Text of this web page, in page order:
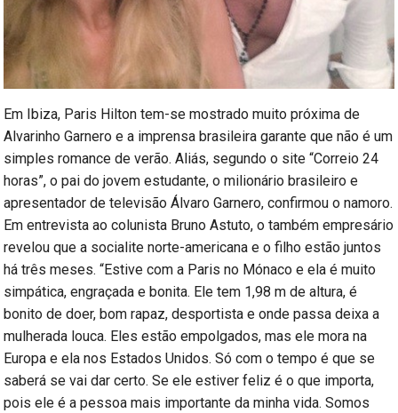
Em Ibiza, Paris Hilton tem-se mostrado muito próxima de
Alvarinho Garnero e a imprensa brasileira garante que não é um
simples romance de verão. Aliás, segundo o site “Correio 24
horas”, o pai do jovem estudante, o milionário brasileiro e
apresentador de televisão Álvaro Garnero, confirmou o namoro.
Em entrevista ao colunista Bruno Astuto, o também empresário
revelou que a socialite norte-americana e o filho estão juntos
há três meses. “Estive com a Paris no Mónaco e ela é muito
simpática, engraçada e bonita. Ele tem 1,98 m de altura, é
bonito de doer, bom rapaz, desportista e onde passa deixa a
mulherada louca. Eles estão empolgados, mas ele mora na
Europa e ela nos Estados Unidos. Só com o tempo é que se
saberá se vai dar certo. Se ele estiver feliz é o que importa,
pois ele é a pessoa mais importante da minha vida. Somos